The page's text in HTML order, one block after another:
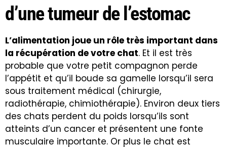
d’une tumeur de l’estomac
L’alimentation joue un rôle très important dans
la récupération de votre chat. Et il est très
probable que votre petit compagnon perde
l’appétit et qu’il boude sa gamelle lorsqu’il sera
sous traitement médical (chirurgie,
radiothérapie, chimiothérapie). Environ deux tiers
des chats perdent du poids lorsqu’ils sont
atteints d’un cancer et présentent une fonte
musculaire importante. Or plus le chat est